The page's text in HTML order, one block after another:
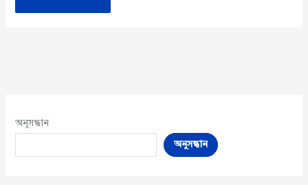
অনুসন্ধান
অনুসন্ধান